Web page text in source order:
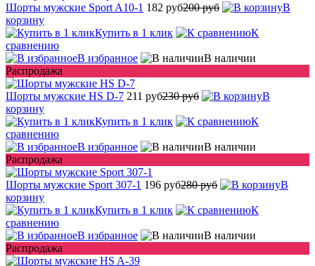
Шорты мужские Sport A10-1 182 руб200 руб
В
корзину
Купить в 1 клик
К
сравнению
В избранное
В наличии
Распродажа
Шорты мужские HS D-7 211 руб230 руб
В
корзину
Купить в 1 клик
К
сравнению
В избранное
В наличии
Распродажа
Шорты мужские Sport 307-1 196 руб280 руб
В
корзину
Купить в 1 клик
К
сравнению
В избранное
В наличии
Распродажа